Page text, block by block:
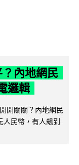
內地網民
邏輯
開關關？內地網民
人民幣，有人飆到